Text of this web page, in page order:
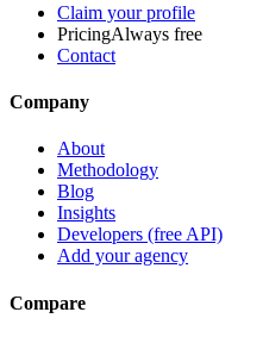
Claim your profile
PricingAlways free
Contact
Company
About
Methodology
Blog
Insights
Developers (free API)
Add your agency
Compare